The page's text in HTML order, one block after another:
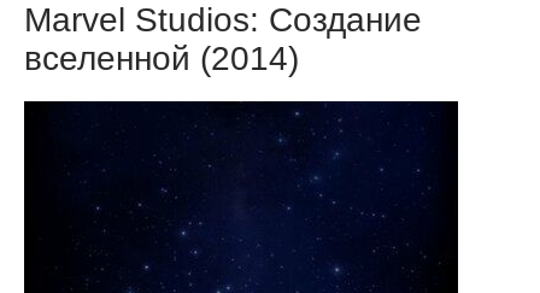
Marvel Studios: Создание
вселенной (2014)